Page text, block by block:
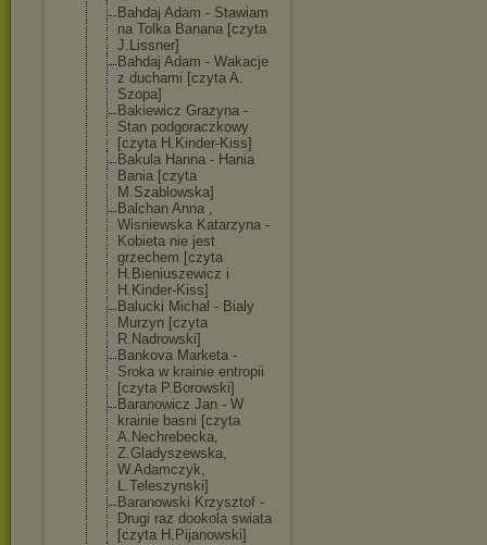
Bahdaj Adam - Stawiam
na Tolka Banana [czyta
J.Lissner]
Bahdaj Adam - Wakacje
z duchami [czyta A.
Szopa]
Bakiewicz Grazyna -
Stan podgoraczkowy
[czyta H.Kinder-Kiss]
Bakula Hanna - Hania
Bania [czyta
M.Szablowska]
Balchan Anna ,
Wisniewska Katarzyna -
Kobieta nie jest
grzechem [czyta
H.Bieniuszewicz i
H.Kinder-Kiss]
Balucki Michal - Bialy
Murzyn [czyta
R.Nadrowski]
Bankova Marketa -
Sroka w krainie entropii
[czyta P.Borowski]
Baranowicz Jan - W
krainie basni [czyta
A.Nechrebecka,
Z.Gladyszewska,
W.Adamczyk,
L.Teleszynski]
Baranowski Krzysztof -
Drugi raz dookola swiata
[czyta H.Pijanowski]